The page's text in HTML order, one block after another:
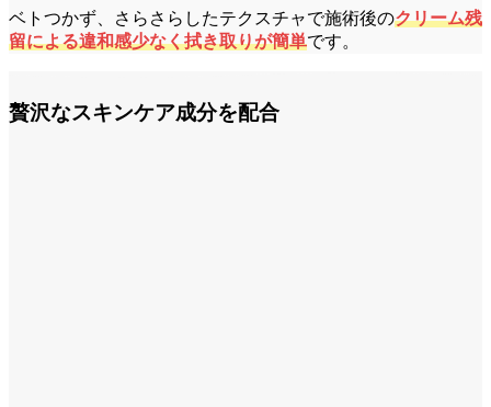
ベトつかず、さらさらしたテクスチャで施術後のクリーム残
留による違和感少なく拭き取りが簡単です。
贅沢なスキンケア成分を配合